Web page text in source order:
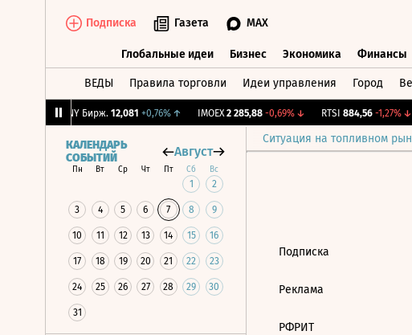
Подписка Газета MAX
Глобальные идеи Бизнес Экономика Финансы
ВЕДЫ Правила торговли Идеи управления Город
CNY Бирж. 12,081 +0,76%↑ IMOEX 2 285,88 -0,69%↓ RTSI 884,56 -1,27%↓
Ситуация на топливном
КАЛЕНДАРЬ
СОБЫТИЙ
Август
Пн Вт Ср Чт Пт Сб Вс
1 2
3 4 5 6 7 8 9
10 11 12 13 14 15 16
17 18 19 20 21 22 23
24 25 26 27 28 29 30
31
Подписка
Реклама
РФРИТ